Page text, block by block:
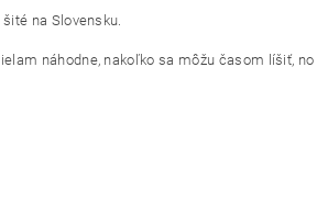
na Slovensku.
náhodne, nakoľko sa môžu časom líšiť,